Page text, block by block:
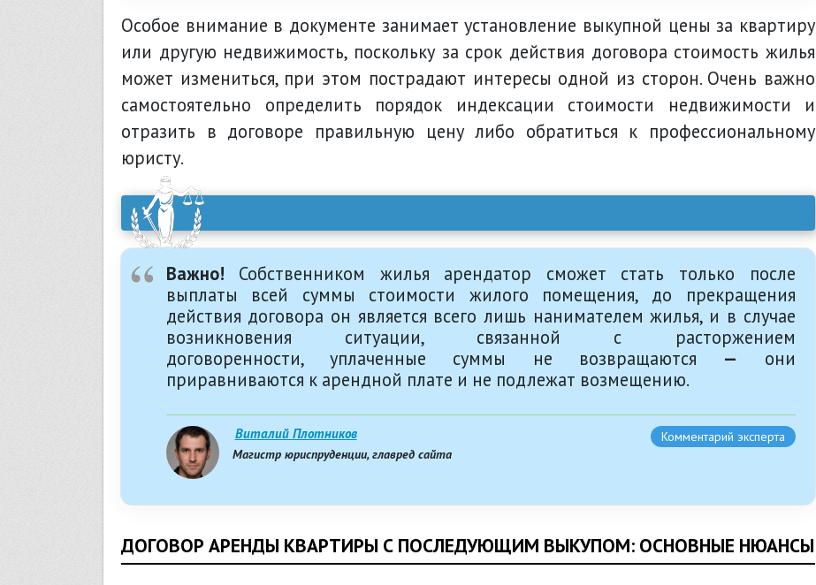
Особое внимание в документе занимает установление выкупной цены за квартиру
или другую недвижимость, поскольку за срок действия договора стоимость жилья
может измениться, при этом пострадают интересы одной из сторон. Очень важно
самостоятельно определить порядок индексации стоимости недвижимости и
отразить в договоре правильную цену либо обратиться к профессиональному
юристу.
Важно! Собственником жилья арендатор сможет стать только после
выплаты всей суммы стоимости жилого помещения, до прекращения
действия договора он является всего лишь нанимателем жилья, и в случае
возникновения ситуации, связанной с расторжением
договоренности, уплаченные суммы не возвращаются — они
приравниваются к арендной плате и не подлежат возмещению.
Виталий Плотников
Магистр юриспруденции, главред сайта
Комментарий эксперта
ДОГОВОР АРЕНДЫ КВАРТИРЫ С ПОСЛЕДУЮЩИМ ВЫКУПОМ: ОСНОВНЫЕ НЮАНСЫ